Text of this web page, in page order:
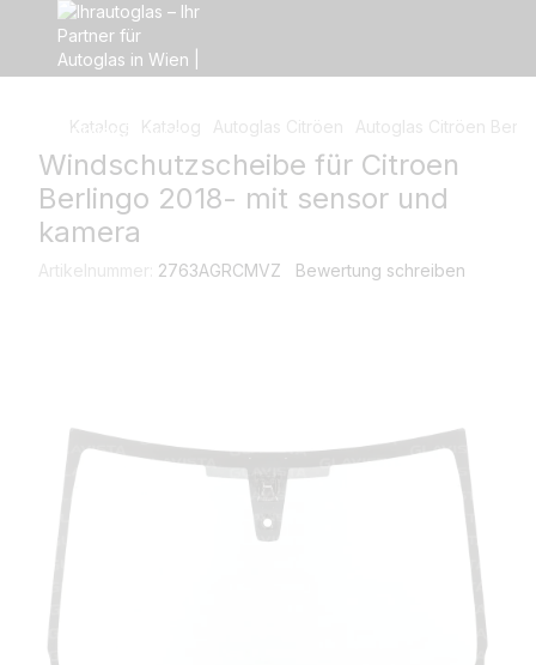
Katalog Katalog Autoglas Citröen Autoglas Citröen
Windschutzscheibe für Citroen
Berlingo 2018- mit sensor und
kamera
Artikelnummer: 2763AGRCMVZ Bewertung schreiben